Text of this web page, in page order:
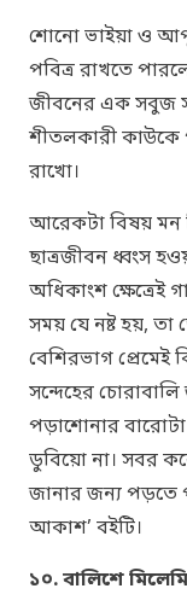
শোনো ভাইয়া ও
পবিত্র রাখতে
জীবনের এক সবুজ
শীতলকারী কাউকে
রাখো।
আরেকটা বিষয় মন
ছাত্রজীবন ধ্বংস
অধিকাংশ ক্ষেত্রেই
সময় যে নষ্ট হয়,
বেশিরভাগ প্রেমেই
সন্দেহের
পড়াশোনার বারোটা
ডুবিয়ো না। সবর
জানার জন্য পড়তে
আকাশ’ বইটি।
১০. বালিশে